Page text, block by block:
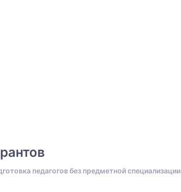
педагогов без предметной специализации